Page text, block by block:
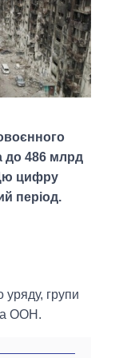
до 486 млрд
цифру
період.
уряду, групи
ООН.